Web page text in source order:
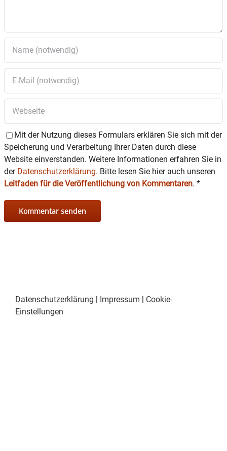
Mit der Nutzung dieses Formulars erklären Sie sich mit der
Speicherung und Verarbeitung Ihrer Daten durch diese
Website einverstanden. Weitere Informationen erfahren Sie in
der Datenschutzerklärung. Bitte lesen Sie hier auch unseren
Leitfaden für die Veröffentlichung von Kommentaren. *
Datenschutzerklärung | Impressum | Cookie-
Einstellungen